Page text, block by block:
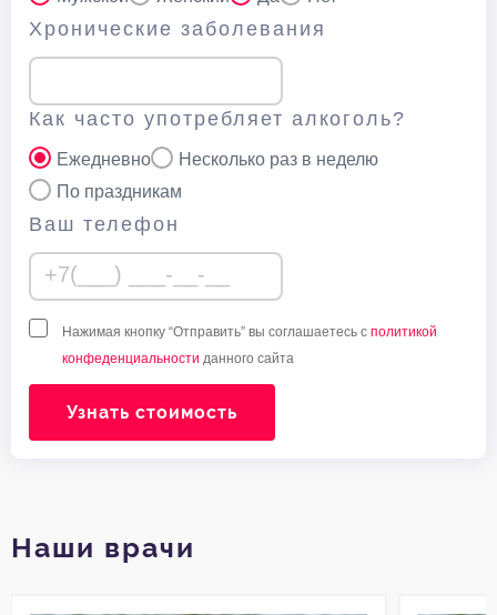
Хронические заболевания
Как часто употребляет алкоголь?
Ежедневно
Несколько раз в неделю
По праздникам
Ваш телефон
Нажимая кнопку “Отправить” вы соглашаетесь с политикой
конфеденциальности данного сайта
Узнать стоимость
Наши врачи